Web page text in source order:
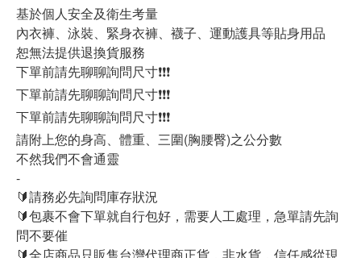
基於個人安全及衛生考量
內衣褲、泳裝、緊身衣褲、襪子、運動護具等貼身用品
恕無法提供退換貨服務
下單前請先聊聊詢問尺寸❗❗❗
下單前請先聊聊詢問尺寸❗❗❗
下單前請先聊聊詢問尺寸❗❗❗
請附上您的身高、體重、三圍(胸腰臀)之公分數
不然我們不會通靈
-
🔰請務必先詢問庫存狀況
🔰包裹不會下單就自行包好，需要人工處理，急單請先詢
問不要催
🔰全店商品只販售台灣代理商正貨，非水貨，信任感從現